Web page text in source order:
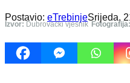
Postavio: eTrebinjeSrijeda,
Izvor: Dubrovački vjesnik Fotografija: